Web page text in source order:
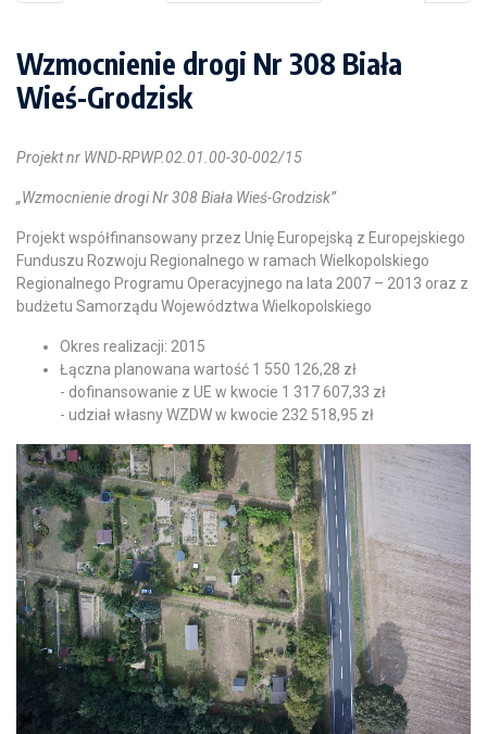
Wzmocnienie drogi Nr 308 Biała
Wieś-Grodzisk
Projekt nr WND-RPWP.02.01.00-30-002/15
„Wzmocnienie drogi Nr 308 Biała Wieś-Grodzisk”
Projekt współfinansowany przez Unię Europejską z Europejskiego
Funduszu Rozwoju Regionalnego w ramach Wielkopolskiego
Regionalnego Programu Operacyjnego na lata 2007 – 2013 oraz z
budżetu Samorządu Województwa Wielkopolskiego
Okres realizacji: 2015
Łączna planowana wartość 1 550 126,28 zł
- dofinansowanie z UE w kwocie 1 317 607,33 zł
- udział własny WZDW w kwocie 232 518,95 zł